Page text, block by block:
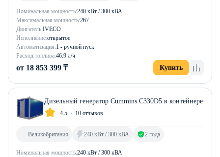
Номинальная мощность:240 кВт / 300 кВА
Максимальная мощность:267
Двигатель:IVECO
Исполнение:открытое
Автоматизация:1 - ручной пуск
Расход топлива:46.9 л/ч
от 18 853 399 ₸ Купить
Дизельный генератор Cummins C330D5 в контейнере
4.5 10 отзывов
Номинальная мощность:240 кВт / 300 кВА
Великобритания 240 кВт / 300 кВА 2 года